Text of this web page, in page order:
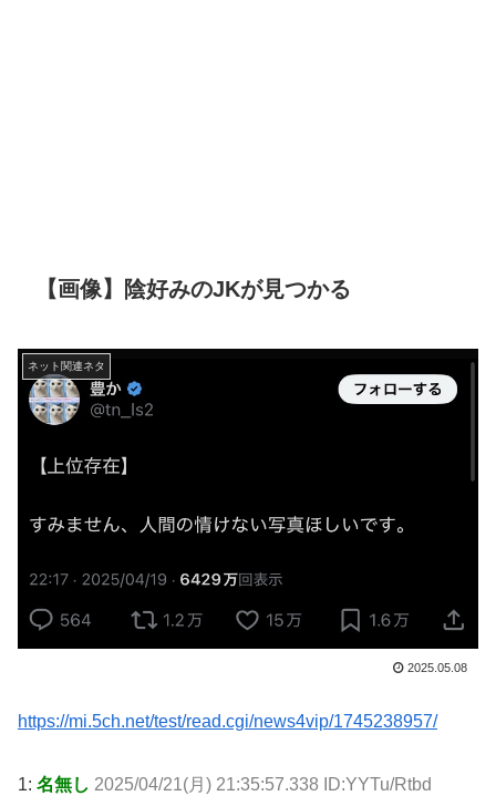
【画像】陰好みのJKが見つかる
ネット関連ネタ
2025.05.08
https://mi.5ch.net/test/read.cgi/news4vip/1745238957/
1: 名無し 2025/04/21(月) 21:35:57.338 ID:YYTu/Rtbd